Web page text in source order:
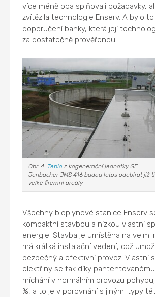
více méně oba splňovali požadavky,
zvítězila technologie Enserv. A bylo to
doporučení banky, která její
za dostatečně prověřenou.
Obr. 4: Teplo z kogenerační jednotky GE
Jenbacher JMS 416 budou letos odebírat již
velké firemní areály
Všechny bioplynové stanice Enserv
kompaktní stavbou a nízkou vlastní
energie. Stavba je umístěna na velmi
má krátká instalační vedení, což
bezpečný a efektivní provoz. Vlastní
elektřiny se tak díky
míchání v normálním provozu
%, a to je v porovnání s jinými typy